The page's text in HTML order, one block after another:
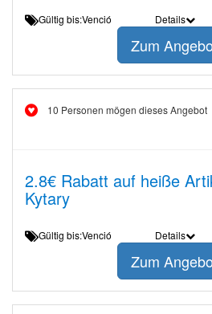
Gültig bis:Venció Details
Zum
10 Personen mögen dieses Angebot
2.8€ Rabatt auf heiße
Kytary
Gültig bis:Venció Details
Zum